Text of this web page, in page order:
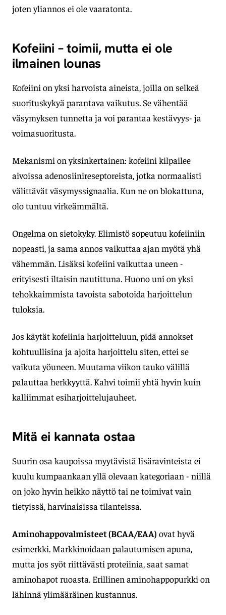
joten yliannos ei ole vaaratonta.
Kofeiini – toimii, mutta ei ole
ilmainen lounas
Kofeiini on yksi harvoista aineista, joilla on selkeä
suorituskykyä parantava vaikutus. Se vähentää
väsymyksen tunnetta ja voi parantaa kestävyys- ja
voimasuoritusta.
Mekanismi on yksinkertainen: kofeiini kilpailee
aivoissa adenosiinireseptoreista, jotka normaalisti
välittävät väsymyssignaalia. Kun ne on blokattuna,
olo tuntuu virkeämmältä.
Ongelma on sietokyky. Elimistö sopeutuu kofeiiniin
nopeasti, ja sama annos vaikuttaa ajan myötä yhä
vähemmän. Lisäksi kofeiini vaikuttaa uneen -
erityisesti iltaisin nautittuna. Huono uni on yksi
tehokkaimmista tavoista sabotoida harjoittelun
tuloksia.
Jos käytät kofeiinia harjoitteluun, pidä annokset
kohtuullisina ja ajoita harjoittelu siten, ettei se
vaikuta yöuneen. Muutama viikon tauko välillä
palauttaa herkkyyttä. Kahvi toimii yhtä hyvin kuin
kalliimmat esiharjoittelujauheet.
Mitä ei kannata ostaa
Suurin osa kaupoissa myytävistä lisäravinteista ei
kuulu kumpaankaan yllä olevaan kategoriaan - niillä
on joko hyvin heikko näyttö tai ne toimivat vain
tietyissä, harvinaisissa tilanteissa.
Aminohappovalmisteet (BCAA/EAA) ovat hyvä
esimerkki. Markkinoidaan palautumisen apuna,
mutta jos syöt riittävästi proteiinia, saat samat
aminohapot ruoasta. Erillinen aminohappopurkki on
lähinnä ylimääräinen kustannus.